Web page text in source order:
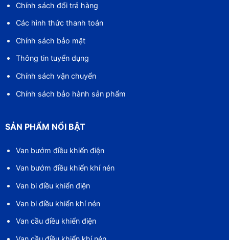
Chính sách đổi trả hàng
Các hình thức thanh toán
Chính sách bảo mật
Thông tin tuyển dụng
Chính sách vận chuyển
Chính sách bảo hành sản phẩm
SẢN PHẨM NỔI BẬT
Van bướm điều khiển điện
Van bướm điều khiển khí nén
Van bi điều khiển điện
Van bi điều khiển khí nén
Van cầu điều khiển điện